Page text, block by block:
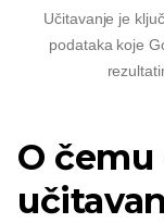
Učitavanje je
podataka koje
O